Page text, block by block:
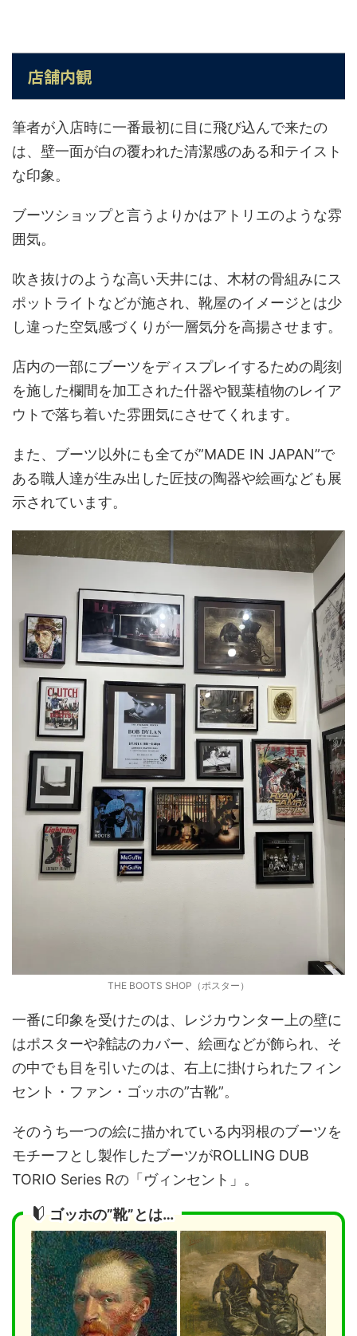
店舗内観
筆者が入店時に一番最初に目に飛び込んで来たの
は、壁一面が白の覆われた清潔感のある和テイスト
な印象。
ブーツショップと言うよりかはアトリエのような雰
囲気。
吹き抜けのような高い天井には、木材の骨組みにス
ポットライトなどが施され、靴屋のイメージとは少
し違った空気感づくりが一層気分を高揚させます。
店内の一部にブーツをディスプレイするための彫刻
を施した欄間を加工された什器や観葉植物のレイア
ウトで落ち着いた雰囲気にさせてくれます。
また、ブーツ以外にも全てが”MADE IN JAPAN”で
ある職人達が生み出した匠技の陶器や絵画なども展
示されています。
THE BOOTS SHOP（ポスター）
一番に印象を受けたのは、レジカウンター上の壁に
はポスターや雑誌のカバー、絵画などが飾られ、そ
の中でも目を引いたのは、右上に掛けられたフィン
セント・ファン・ゴッホの”古靴”。
そのうち一つの絵に描かれている内羽根のブーツを
モチーフとし製作したブーツがROLLING DUB
TORIO Series Rの「ヴィンセント」。
ゴッホの”靴”とは…